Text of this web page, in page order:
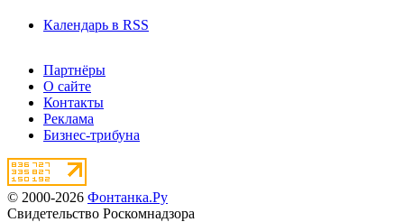
Календарь в RSS
Партнёры
О сайте
Контакты
Реклама
Бизнес-трибуна
© 2000-2026 Фонтанка.Ру
Свидетельство Роскомнадзора